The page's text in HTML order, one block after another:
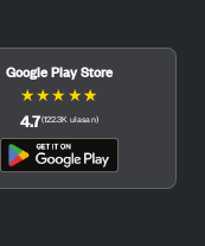
Google Play Store
★★★ ★★
4.7(122.3K ulasan)